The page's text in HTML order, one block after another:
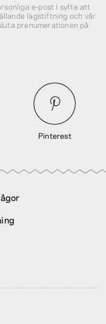
e‑post i syfte att
lagstiftning och vår
prenumerationen på
Pinterest